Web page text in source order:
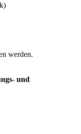
werden.
und